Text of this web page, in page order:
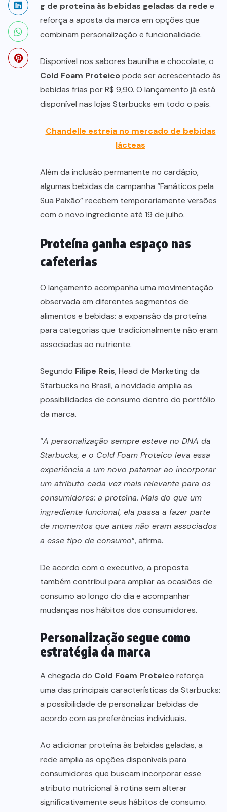
g de proteína às bebidas geladas da rede e
reforça a aposta da marca em opções que
combinam personalização e funcionalidade.
Disponível nos sabores baunilha e chocolate, o
Cold Foam Proteicopode ser acrescentado às
bebidas frias por R$ 9,90. O lançamento já está
disponível nas lojas Starbucks em todo o país.
Chandelle estreia no mercado de bebidas
lácteas
Além da inclusão permanente no cardápio,
algumas bebidas da campanha “Fanáticos pela
Sua Paixão” recebem temporariamente versões
com o novo ingrediente até 19 de julho.
Proteína ganha espaço nas
cafeterias
O lançamento acompanha uma movimentação
observada em diferentes segmentos de
alimentos e bebidas: a expansão da proteína
para categorias que tradicionalmente não eram
associadas ao nutriente.
Segundo Filipe Reis, Head de Marketing da
Starbucks no Brasil, a novidade amplia as
possibilidades de consumo dentro do portfólio
da marca.
“A personalização sempre esteve no DNA da
Starbucks, e o Cold Foam Proteico leva essa
experiência a um novo patamar ao incorporar
um atributo cada vez mais relevante para os
consumidores: a proteína. Mais do que um
ingrediente funcional, ela passa a fazer parte
de momentos que antes não eram associados
a esse tipo de consumo”, afirma.
De acordo com o executivo, a proposta
também contribui para ampliar as ocasiões de
consumo ao longo do dia e acompanhar
mudanças nos hábitos dos consumidores.
Personalização segue como
estratégia da marca
A chegada do Cold Foam Proteicoreforça
uma das principais características da Starbucks:
a possibilidade de personalizar bebidas de
acordo com as preferências individuais.
Ao adicionar proteína às bebidas geladas, a
rede amplia as opções disponíveis para
consumidores que buscam incorporar esse
atributo nutricional à rotina sem alterar
significativamente seus hábitos de consumo.